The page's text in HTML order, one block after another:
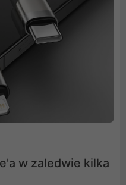
w zaledwie kilka